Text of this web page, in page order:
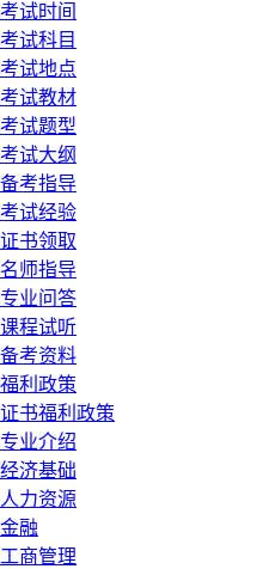
考试时间
考试科目
考试地点
考试教材
考试题型
考试大纲
备考指导
考试经验
证书领取
名师指导
专业问答
课程试听
备考资料
福利政策
证书福利政策
专业介绍
经济基础
人力资源
金融
工商管理